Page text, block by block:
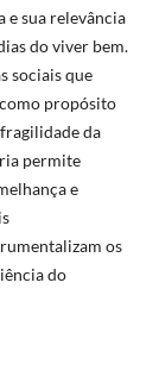
e sua relevância
do viver bem.
sociais que
propósito
da
permite
e
os
do